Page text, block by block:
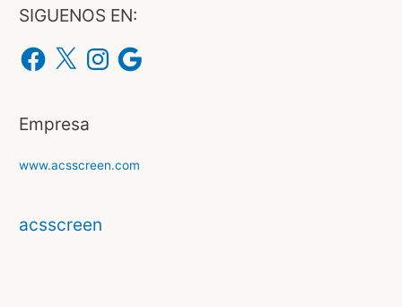
SIGUENOS EN:
Empresa
www.acsscreen.com
acsscreen